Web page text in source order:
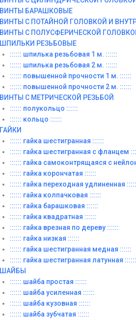
ВИНТЫ БАРАШКОВЫЕ
ВИНТЫ С ПОТАЙНОЙ ГОЛОВКОЙ И
ВИНТЫ С ПОЛУСФЕРИЧЕСКОЙ
ШПИЛЬКИ РЕЗЬБОВЫЕ
:::::: шпилька резьбовая 1 м. ::::::
:::::: шпилька резьбовая 2 м. ::::::
:::::: повышенной прочности 1 м. ::::::
:::::: повышенной прочности 2 м. ::::::
ВИНТЫ C МЕТРИЧЕСКОЙ РЕЗЬБОЙ
:::::: полукольцо ::::::
:::::: кольцо ::::::
ГАЙКИ
:::::: гайка шестигранная ::::::
:::::: гайка шестигранная с фланцем
:::::: гайка самоконтрящаяся с
:::::: гайка корончатая ::::::
:::::: гайка переходная удлиненная
:::::: гайка колпачковая ::::::
:::::: гайка барашковая ::::::
:::::: гайка квадратная ::::::
:::::: гайка врезная по дереву ::::::
:::::: гайка низкая ::::::
:::::: гайка шестигранная медная ::::::
:::::: гайка шестигранная латунная ::::::
ШАЙБЫ
:::::: шайба простая ::::::
:::::: шайба усиленная ::::::
:::::: шайба кузовная ::::::
:::::: шайба зубчатая ::::::